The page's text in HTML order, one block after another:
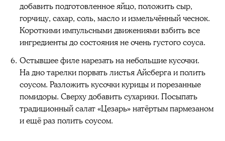
добавить подготовленное яйцо, положить сыр,
горчицу, сахар, соль, масло и измельчённый чеснок.
Короткими импульсными движениями взбить все
ингредиенты до состояния не очень густого соуса.
Остывшее филе нарезать на небольшие кусочки.
На дно тарелки порвать листья Айсберга и полить
соусом. Разложить кусочки курицы и порезанные
помидоры. Сверху добавить сухарики. Посыпать
традиционный салат «Цезарь» натёртым пармезаном
и ещё раз полить соусом.